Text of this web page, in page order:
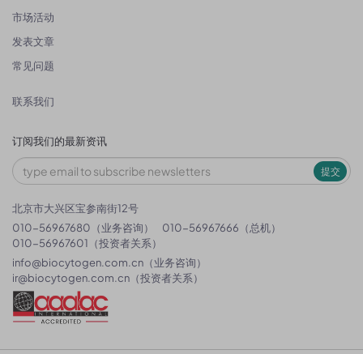
市场活动
发表文章
常见问题
联系我们
订阅我们的最新资讯
提交
北京市大兴区宝参南街12号
010-56967680（业务咨询）
010-56967666（总机）
010-56967601（投资者关系）
info@biocytogen.com.cn （业务咨询）
ir@biocytogen.com.cn （投资者关系）